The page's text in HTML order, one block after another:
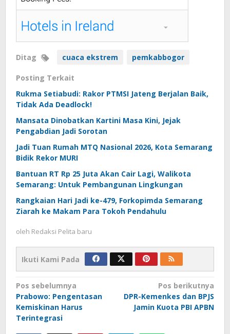
Ditag cuaca ekstrem pemkabbogor
Posting Terkait
Rukma Setiabudi: Rakor PTMSI Jateng Berjalan Baik,
Tidak Ada Deadlock!
Mansata Dinobatkan Kartini Masa Kini, Jejak
Pengabdian Jadi Sorotan
Jadi Tuan Rumah MTQ Nasional 2026, Kota Semarang
Bidik Rekor MURI
Bantuan RT Rp 25 Juta Akan Cair Lagi, Walikota
Semarang: Untuk Pembangunan Lingkungan
Rangkaian Hari Jadi ke-479, Forkopimda Semarang
Ziarah ke Makam Para Tokoh Pendahulu
oleh Redaksi Pelita baru
Ikuti Kami Pada
Navigasi
pos
Pos sebelumnya
Prabowo: Pengentasan
Kemiskinan Harus
Terintegrasi
Pos berikutnya
DPR-Kemenkes dan BPJS
Jamin Kuota PBI APBN